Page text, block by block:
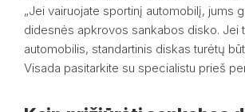
„Jei vairuojate sportinį automobilį, jums
didesnės apkrovos sankabos disko. Jei
automobilis, standartinis diskas turėtų
Visada pasitarkite su specialistu prieš